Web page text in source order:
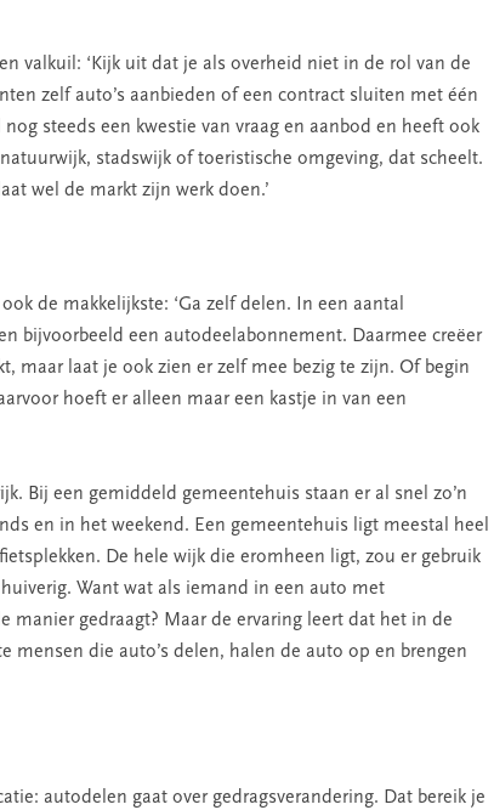
valkuil: ‘Kijk uit dat je als overheid niet in de rol van de
zelf auto’s aanbieden of een contract sluiten met één
steeds een kwestie van vraag en aanbod en heeft ook
stadswijk of toeristische omgeving, dat scheelt.
wel de markt zijn werk doen.’
de makkelijkste: ‘Ga zelf delen. In een aantal
bijvoorbeeld een autodeelabonnement. Daarmee creëer
maar laat je ook zien er zelf mee bezig te zijn. Of begin
hoeft er alleen maar een kastje in van een
Bij een gemiddeld gemeentehuis staan er al snel zo’n
en in het weekend. Een gemeentehuis ligt meestal heel
De hele wijk die eromheen ligt, zou er gebruik
Want wat als iemand in een auto met
manier gedraagt? Maar de ervaring leert dat het in de
mensen die auto’s delen, halen de auto op en brengen
autodelen gaat over gedragsverandering. Dat bereik je